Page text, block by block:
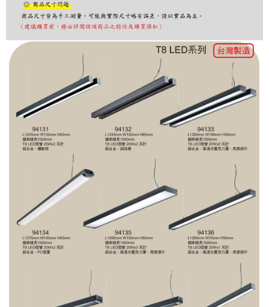
※ 交易是否成功請以「AFTEE先享後付 」之結帳頁面顯示為準，若有關於
是否繳費成功／繳費後需取消欲退款等相關疑問，請聯繫「AFTEE先享後付
客戶支援中心」https://netprotections.freshdesk.com/support/home
【注意事項】
１．透過由恩沛科技股份有限公司提供之「AFTEE先享後付」服務完成之交
易，需依本服務之必要範圍內提供個人資料，並將交易相關給付款項請求債
權轉讓予恩沛科技股份有限公司。
２．關於個人資料處理事宜，請瀏覽以下網址：
https://aftee.tw/terms/#terms3
３．未成年的使用者請事先徵得法定代理人或監護人之同意方可使用
「AFTEE先享後付」，若未經同意申辦者引起之損失，本公司不負相關責
任。
４．使用「AFTEE先享後付」時，將依據個別帳號之用戶狀況，依本公司即
時審查核予不同之上限額度；若仍有額度不足之情形，本公司將視審查結果
請求用戶進行身份認證。
５．嚴禁一人註冊多個帳號或使用他人資訊註冊。若發現惡意使用之情形，
恩沛科技股份有限公司將有權停止該用戶之使用額度並採取法律行動。